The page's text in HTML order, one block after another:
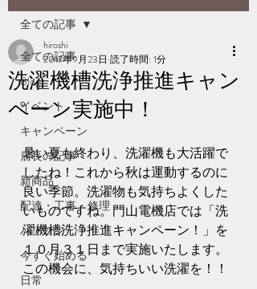
全ての記事
Blog
イベント
キャンペーン
店長の記事
新商品
配達・工事・修理
パソコン
今すぐ始める
日常
全ての記事
洗濯機槽洗浄推進キャン
ペーン実施中！
hiroshi
2017年9月23日 読了時間: 1分
暑い夏も終わり、洗濯機も大活躍で
したね！これから秋は運動するのに
良い季節。洗濯物も気持ちよくした
いものですね。門山電機店では「洗
濯機槽洗浄推進キャンペーン！」を
１０月３１日まで実施いたします。
この機会に、気持ちいい洗濯を！！